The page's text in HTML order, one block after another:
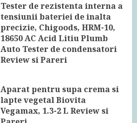
Tester de rezistenta interna a
tensiunii bateriei de inalta
precizie, Chigoods, HRM-10,
18650 AC Acid Litiu Plumb
Auto Tester de condensatori
Review si Pareri
Aparat pentru supa crema si
lapte vegetal Biovita
Vegamax, 1.3-2 L Review si